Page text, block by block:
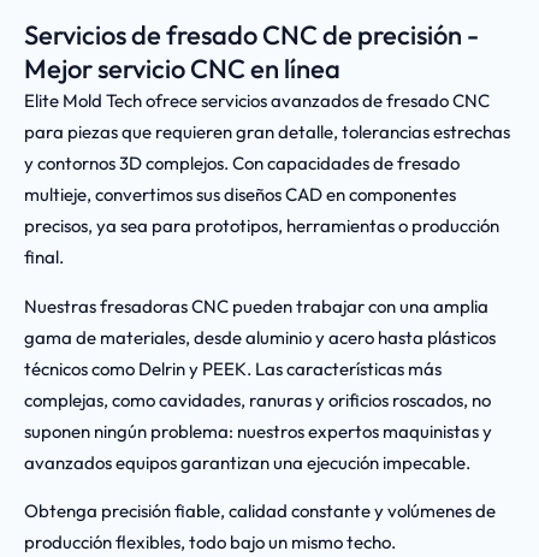
Servicios de fresado CNC de precisión -
Mejor servicio CNC en línea
Elite Mold Tech ofrece servicios avanzados de fresado CNC
para piezas que requieren gran detalle, tolerancias estrechas
y contornos 3D complejos. Con capacidades de fresado
multieje, convertimos sus diseños CAD en componentes
precisos, ya sea para prototipos, herramientas o producción
final.
Nuestras fresadoras CNC pueden trabajar con una amplia
gama de materiales, desde aluminio y acero hasta plásticos
técnicos como Delrin y PEEK. Las características más
complejas, como cavidades, ranuras y orificios roscados, no
suponen ningún problema: nuestros expertos maquinistas y
avanzados equipos garantizan una ejecución impecable.
Obtenga precisión fiable, calidad constante y volúmenes de
producción flexibles, todo bajo un mismo techo.